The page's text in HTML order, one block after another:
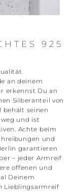
925
an deinem
erkennst Du an
Silberanteil von
behält seinen
und ist
Achte beim
und
garantieren
– jeder Armreif
offenen und
Deinem
Lieblingsarmreif